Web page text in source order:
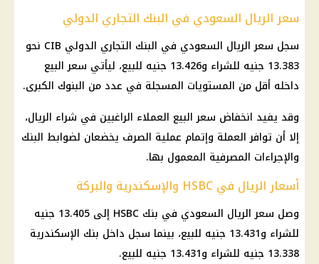
سعر الريال السعودي في البنك التجاري الدولي
سجل سعر الريال السعودي في البنك التجاري الدولي CIB نحو
13.383 جنيه للشراء و13.426 جنيه للبيع، ليأتي سعر البيع
داخله أقل من المستويات المسجلة في عدد من البنوك الكبرى.
وقد يفيد انخفاض سعر البيع العملاء الراغبين في شراء الريال،
إلا أن توافر العملة وإتمام عملية الصرف يخضعان لضوابط البنك
والإجراءات المصرفية المعمول بها.
أسعار الريال في HSBC والإسكندرية والبركة
وصل سعر الريال السعودي في بنك HSBC إلى 13.405 جنيه
للشراء و13.431 جنيه للبيع، بينما سجل داخل بنك الإسكندرية
13.338 جنيه للشراء و13.431 جنيه للبيع.